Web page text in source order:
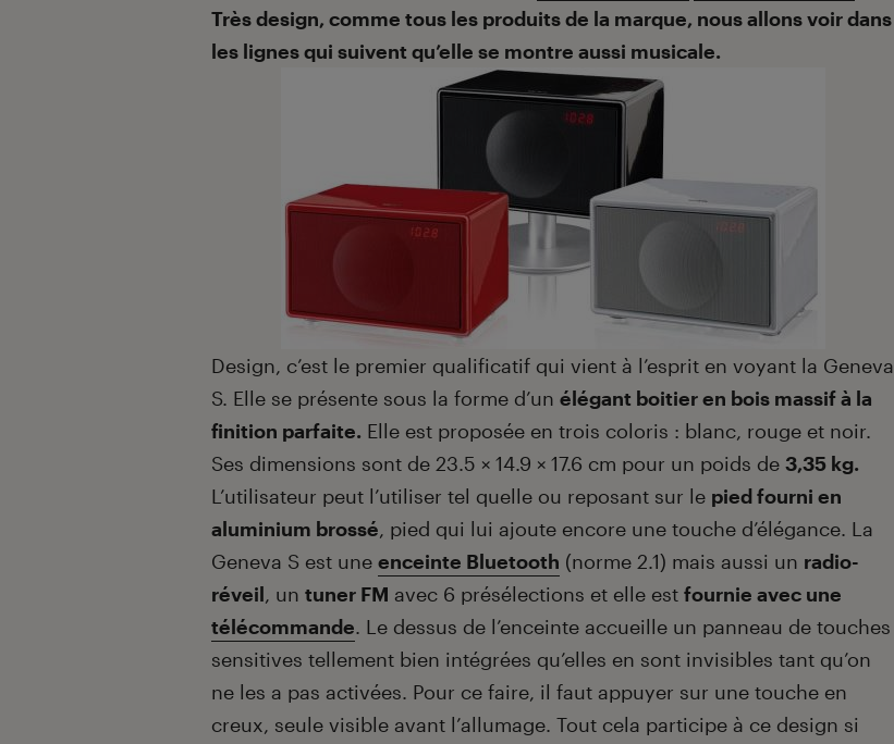
Très design, comme tous les produits de la marque, nous allons voir dans
les lignes qui suivent qu’elle se montre aussi musicale.
Design, c’est le premier qualificatif qui vient à l’esprit en voyant la Geneva
S. Elle se présente sous la forme d’un élégant boitier en bois massif à la
finition parfaite. Elle est proposée en trois coloris : blanc, rouge et noir.
Ses dimensions sont de 23.5 × 14.9 × 17.6 cm pour un poids de 3,35 kg.
L’utilisateur peut l’utiliser tel quelle ou reposant sur le pied fourni en
aluminium brossé, pied qui lui ajoute encore une touche d’élégance. La
Geneva S est une enceinte Bluetooth (norme 2.1) mais aussi un radio-
réveil, un tuner FM avec 6 présélections et elle est fournie avec une
télécommande. Le dessus de l’enceinte accueille un panneau de touches
sensitives tellement bien intégrées qu’elles en sont invisibles tant qu’on
ne les a pas activées. Pour ce faire, il faut appuyer sur une touche en
creux, seule visible avant l’allumage. Tout cela participe à ce design si